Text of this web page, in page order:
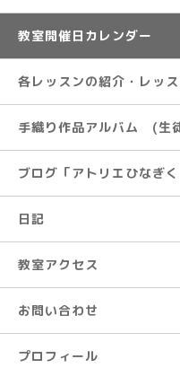
教室開催日カレンダー
各レッスンの紹介・レッ
手織り作品アルバム (生
ブログ「アトリエひなぎ
日記
教室アクセス
お問い合わせ
プロフィール